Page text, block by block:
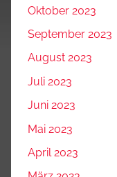
Oktober 2023
September 2023
August 2023
Juli 2023
Juni 2023
Mai 2023
April 2023